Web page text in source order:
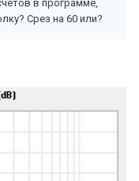
в программе,
Срез на 60 или?